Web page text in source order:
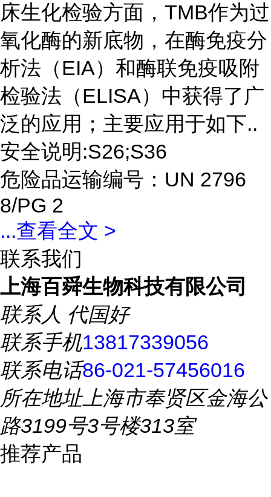
床生化检验方面，TMB作为过
氧化酶的新底物，在酶免疫分
析法（EIA）和酶联免疫吸附
检验法（ELISA）中获得了广
泛的应用；主要应用于如下..
安全说明:S26;S36
危险品运输编号：UN 2796
8/PG 2
...查看全文 >
联系我们
上海百舜生物科技有限公司
联系人 代国好
联系手机13817339056
联系电话86-021-57456016
所在地址上海市奉贤区金海公
路3199号3号楼313室
推荐产品